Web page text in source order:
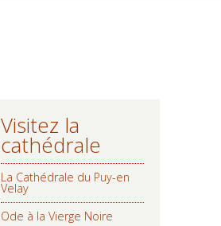
NAVIGATION
Visitez la
cathédrale
La Cathédrale du Puy-en
Velay
Ode à la Vierge Noire